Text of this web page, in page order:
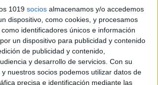
1019 socios almacenamos y/o accedemos
dispositivo, como cookies, y procesamos
identificadores únicos e información
un dispositivo para publicidad y contenido
de publicidad y contenido,
y desarrollo de servicios. Con su
nuestros socios podemos utilizar datos de
precisa e identificación mediante las